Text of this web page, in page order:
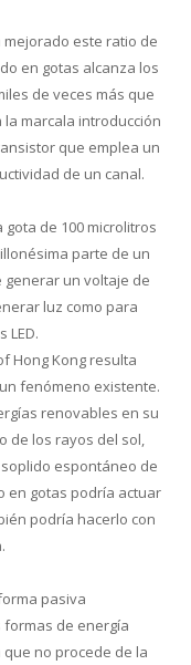
mejorado este ratio de
en gotas alcanza los
de veces más que
marcala introducción
que emplea un
de un canal.
de 100 microlitros
parte de un
generar un voltaje de
luz como para
LED.
Hong Kong resulta
fenómeno existente.
renovables en su
de los rayos del sol,
espontáneo de
en gotas podría actuar
podría hacerlo con
pasiva
formas de energía
no procede de la